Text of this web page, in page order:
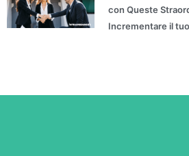
con Queste
Incrementare il